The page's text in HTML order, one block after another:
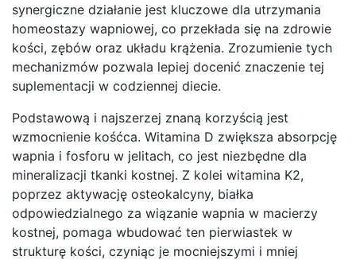
synergiczne działanie jest kluczowe dla utrzymania
homeostazy wapniowej, co przekłada się na zdrowie
kości, zębów oraz układu krążenia. Zrozumienie tych
mechanizmów pozwala lepiej docenić znaczenie tej
suplementacji w codziennej diecie.
Podstawową i najszerzej znaną korzyścią jest
wzmocnienie kośćca. Witamina D zwiększa absorpcję
wapnia i fosforu w jelitach, co jest niezbędne dla
mineralizacji tkanki kostnej. Z kolei witamina K2,
poprzez aktywację osteokalcyny, białka
odpowiedzialnego za wiązanie wapnia w macierzy
kostnej, pomaga wbudować ten pierwiastek w
strukturę kości, czyniąc je mocniejszymi i mniej